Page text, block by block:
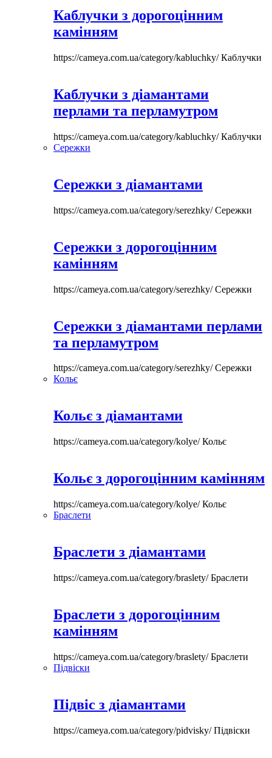
Каблучки з дорогоцінним
камінням
https://cameya.com.ua/category/kabluchky/Каблучки
Каблучки з діамантами
перлами та перламутром
https://cameya.com.ua/category/kabluchky/Каблучки
Сережки
Сережки з діамантами
https://cameya.com.ua/category/serezhky/Сережки
Сережки з дорогоцінним
камінням
https://cameya.com.ua/category/serezhky/Сережки
Сережки з діамантами перлами
та перламутром
https://cameya.com.ua/category/serezhky/Сережки
Кольє
Кольє з діамантами
https://cameya.com.ua/category/kolye/Кольє
Кольє з дорогоцінним камінням
https://cameya.com.ua/category/kolye/Кольє
Браслети
Браслети з діамантами
https://cameya.com.ua/category/braslety/Браслети
Браслети з дорогоцінним
камінням
https://cameya.com.ua/category/braslety/Браслети
Підвіски
Підвіс з діамантами
https://cameya.com.ua/category/pidvisky/Підвіски